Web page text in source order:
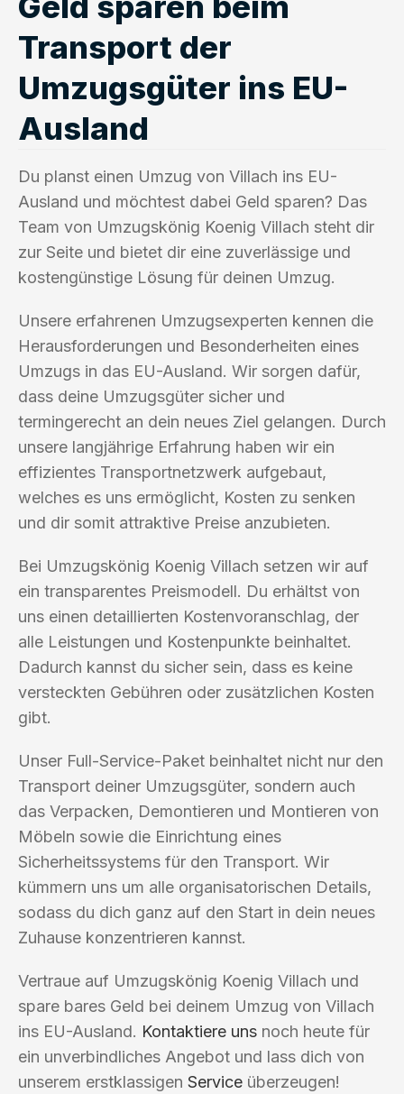
Transport der
Umzugsgüter ins EU-
Ausland
Du planst einen Umzug von Villach ins EU-
Ausland und möchtest dabei Geld sparen? Das
Team von Umzugskönig Koenig Villach steht dir
zur Seite und bietet dir eine zuverlässige und
kostengünstige Lösung für deinen Umzug.
Unsere erfahrenen Umzugsexperten kennen die
Herausforderungen und Besonderheiten eines
Umzugs in das EU-Ausland. Wir sorgen dafür,
dass deine Umzugsgüter sicher und
termingerecht an dein neues Ziel gelangen. Durch
unsere langjährige Erfahrung haben wir ein
effizientes Transportnetzwerk aufgebaut,
welches es uns ermöglicht, Kosten zu senken
und dir somit attraktive Preise anzubieten.
Bei Umzugskönig Koenig Villach setzen wir auf
ein transparentes Preismodell. Du erhältst von
uns einen detaillierten Kostenvoranschlag, der
alle Leistungen und Kostenpunkte beinhaltet.
Dadurch kannst du sicher sein, dass es keine
versteckten Gebühren oder zusätzlichen Kosten
gibt.
Unser Full-Service-Paket beinhaltet nicht nur den
Transport deiner Umzugsgüter, sondern auch
das Verpacken, Demontieren und Montieren von
Möbeln sowie die Einrichtung eines
Sicherheitssystems für den Transport. Wir
kümmern uns um alle organisatorischen Details,
sodass du dich ganz auf den Start in dein neues
Zuhause konzentrieren kannst.
Vertraue auf Umzugskönig Koenig Villach und
spare bares Geld bei deinem Umzug von Villach
ins EU-Ausland. Kontaktiere uns noch heute für
ein unverbindliches Angebot und lass dich von
unserem erstklassigen Service überzeugen!